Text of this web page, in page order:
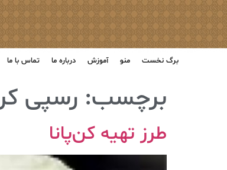
برگ نخست منو آموزش درباره ما تماس با ما
برچسب: رسپی
طرز تهیه کن‌پانا